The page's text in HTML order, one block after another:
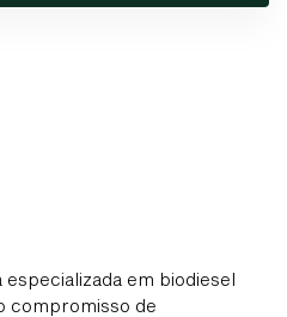
em biodiesel
compromisso de